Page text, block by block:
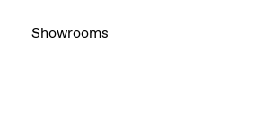
Showrooms